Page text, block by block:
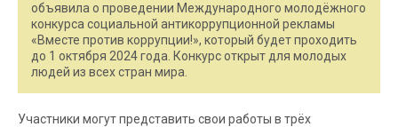
объявила о проведении Международного молодёжного
конкурса социальной антикоррупционной рекламы
«Вместе против коррупции!», который будет проходить
до 1 октября 2024 года. Конкурс открыт для молодых
людей из всех стран мира.
Участники могут представить свои работы в трёх